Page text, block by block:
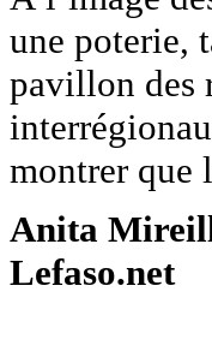
une poterie,
pavillon des
montrer que
Anita
Lefaso.net